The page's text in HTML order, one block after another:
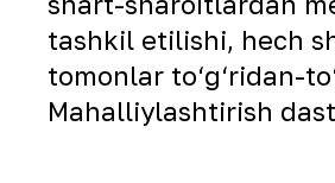
tashkil etilishi, hech
tomonlar to‘g‘ridan-
Mahalliylashtirish